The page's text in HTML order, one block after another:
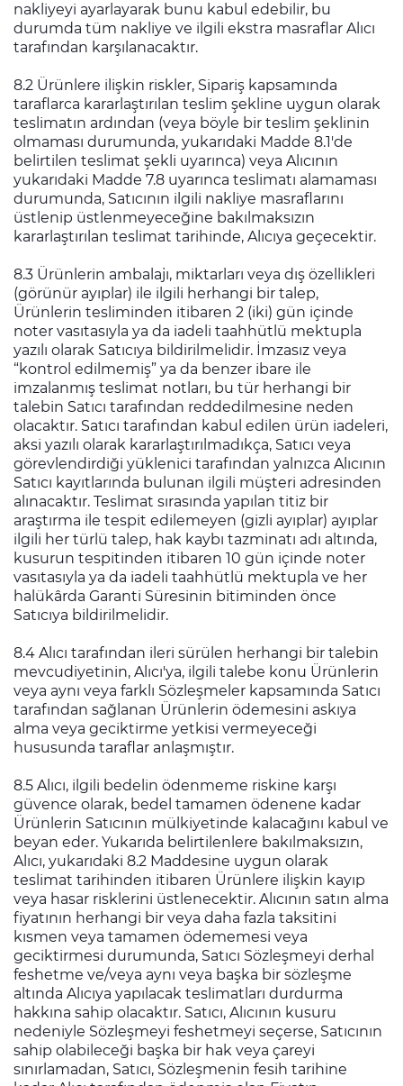
nakliyeyi ayarlayarak bunu kabul edebilir, bu
durumda tüm nakliye ve ilgili ekstra masraflar Alıcı
tarafından karşılanacaktır.
8.2 Ürünlere ilişkin riskler, Sipariş kapsamında
taraflarca kararlaştırılan teslim şekline uygun olarak
teslimatın ardından (veya böyle bir teslim şeklinin
olmaması durumunda, yukarıdaki Madde 8.1'de
belirtilen teslimat şekli uyarınca) veya Alıcının
yukarıdaki Madde 7.8 uyarınca teslimatı alamaması
durumunda, Satıcının ilgili nakliye masraflarını
üstlenip üstlenmeyeceğine bakılmaksızın
kararlaştırılan teslimat tarihinde, Alıcıya geçecektir.
8.3 Ürünlerin ambalajı, miktarları veya dış özellikleri
(görünür ayıplar) ile ilgili herhangi bir talep,
Ürünlerin tesliminden itibaren 2 (iki) gün içinde
noter vasıtasıyla ya da iadeli taahhütlü mektupla
yazılı olarak Satıcıya bildirilmelidir. İmzasız veya
“kontrol edilmemiş” ya da benzer ibare ile
imzalanmış teslimat notları, bu tür herhangi bir
talebin Satıcı tarafından reddedilmesine neden
olacaktır. Satıcı tarafından kabul edilen ürün iadeleri,
aksi yazılı olarak kararlaştırılmadıkça, Satıcı veya
görevlendirdiği yüklenici tarafından yalnızca Alıcının
Satıcı kayıtlarında bulunan ilgili müşteri adresinden
alınacaktır. Teslimat sırasında yapılan titiz bir
araştırma ile tespit edilemeyen (gizli ayıplar) ayıplar
ilgili her türlü talep, hak kaybı tazminatı adı altında,
kusurun tespitinden itibaren 10 gün içinde noter
vasıtasıyla ya da iadeli taahhütlü mektupla ve her
halükârda Garanti Süresinin bitiminden önce
Satıcıya bildirilmelidir.
8.4 Alıcı tarafından ileri sürülen herhangi bir talebin
mevcudiyetinin, Alıcı'ya, ilgili talebe konu Ürünlerin
veya aynı veya farklı Sözleşmeler kapsamında Satıcı
tarafından sağlanan Ürünlerin ödemesini askıya
alma veya geciktirme yetkisi vermeyeceği
hususunda taraflar anlaşmıştır.
8.5 Alıcı, ilgili bedelin ödenmeme riskine karşı
güvence olarak, bedel tamamen ödenene kadar
Ürünlerin Satıcının mülkiyetinde kalacağını kabul ve
beyan eder. Yukarıda belirtilenlere bakılmaksızın,
Alıcı, yukarıdaki 8.2 Maddesine uygun olarak
teslimat tarihinden itibaren Ürünlere ilişkin kayıp
veya hasar risklerini üstlenecektir. Alıcının satın alma
fiyatının herhangi bir veya daha fazla taksitini
kısmen veya tamamen ödememesi veya
geciktirmesi durumunda, Satıcı Sözleşmeyi derhal
feshetme ve/veya aynı veya başka bir sözleşme
altında Alıcıya yapılacak teslimatları durdurma
hakkına sahip olacaktır. Satıcı, Alıcının kusuru
nedeniyle Sözleşmeyi feshetmeyi seçerse, Satıcının
sahip olabileceği başka bir hak veya çareyi
sınırlamadan, Satıcı, Sözleşmenin fesih tarihine